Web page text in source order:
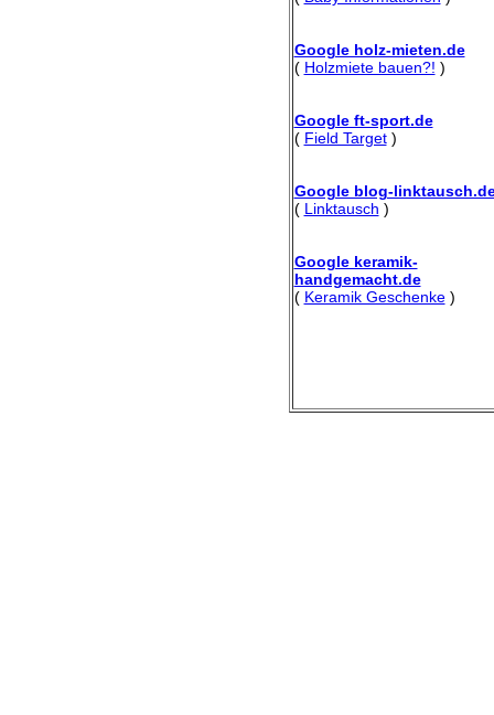
Google holz-mieten.de
( Holzmiete bauen?! )
Google ft-sport.de
( Field Target)
Google blog-
( Linktausch )
Google keramik-
handgemacht.de
( Keramik Geschenke)